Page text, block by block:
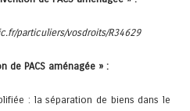
particuliers/vosdroits/R34629
de PACS aménagée » :
: la séparation de biens dans le